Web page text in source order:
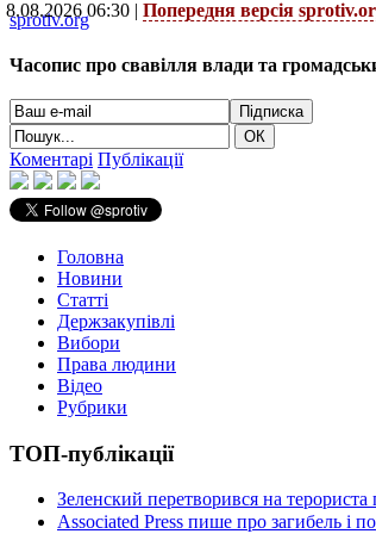
8.08.2026 06:30 | Попередня версія
sprotiv.org
Часопис про свавілля влади та
Коментарі Публікації
Головна
Новини
Статті
Держзакупівлі
Вибори
Права людини
Відео
Рубрики
ТОП-публікації
Зеленский перетворився на
Associated Press пише про загибель і